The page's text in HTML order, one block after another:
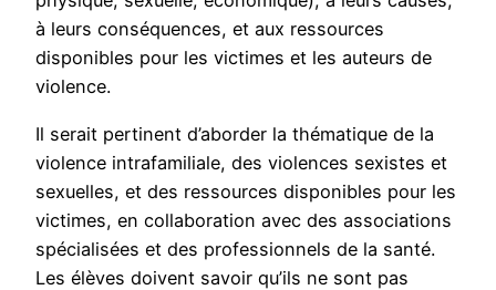
à leurs conséquences, et aux ressources
disponibles pour les victimes et les auteurs de
violence.
Il serait pertinent d’aborder la thématique de la
violence intrafamiliale, des violences sexistes et
sexuelles, et des ressources disponibles pour les
victimes, en collaboration avec des associations
spécialisées et des professionnels de la santé.
Les élèves doivent savoir qu’ils ne sont pas